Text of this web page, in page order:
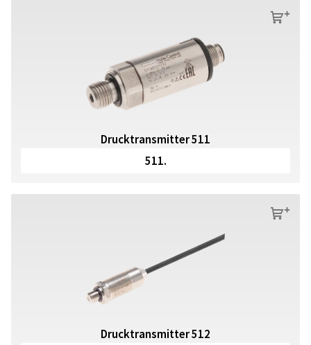
s
Drucktransmitter 511
511.
s
Drucktransmitter 512